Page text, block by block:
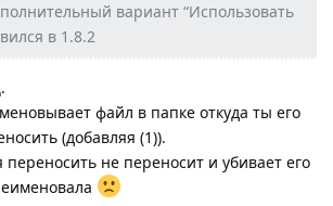
вариант “Использовать
в 1.8.2
файл в папке откуда ты его
(добавляя (1)).
не переносит и убивает его